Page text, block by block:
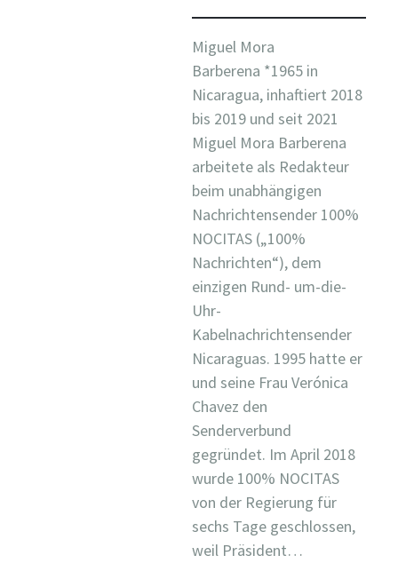
Miguel Mora
Barberena *1965 in
Nicaragua, inhaftiert 2018
bis 2019 und seit 2021
Miguel Mora Barberena
arbeitete als Redakteur
beim unabhängigen
Nachrichtensender 100%
NOCITAS („100%
Nachrichten“), dem
einzigen Rund- um-die-
Uhr-
Kabelnachrichtensender
Nicaraguas. 1995 hatte er
und seine Frau Verónica
Chavez den
Senderverbund
gegründet. Im April 2018
wurde 100% NOCITAS
von der Regierung für
sechs Tage geschlossen,
weil Präsident…